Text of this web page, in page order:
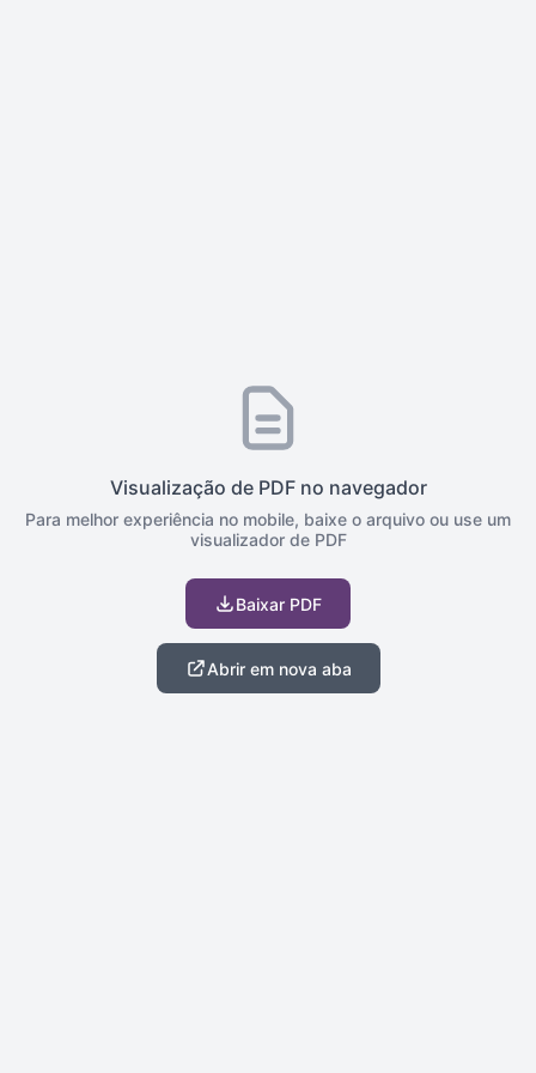
Visualização de PDF no navegador
Para melhor experiência no mobile, baixe o arquivo ou use um
visualizador de PDF
Baixar PDF
Abrir em nova aba